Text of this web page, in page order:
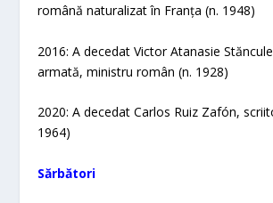
română naturalizat în Franța (n. 1948)
2016: A decedat Victor Atanasie
armată, ministru român (n. 1928)
2020: A decedat Carlos Ruiz Zafón,
1964)
Sărbători